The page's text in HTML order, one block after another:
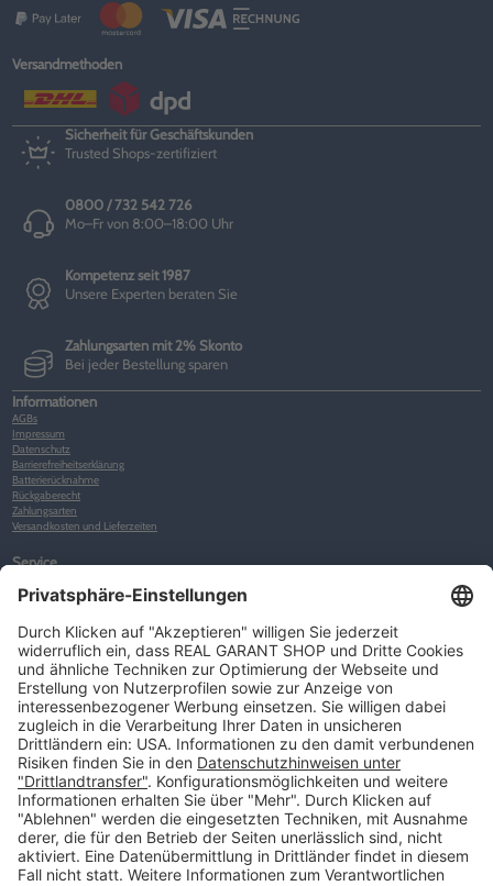
Versandmethoden
Sicherheit für Geschäftskunden
Trusted Shops-zertifiziert
0800 / 732 542 726
Mo–Fr von 8:00–18:00 Uhr
Kompetenz seit 1987
Unsere Experten beraten Sie
Zahlungsarten mit 2% Skonto
Bei jeder Bestellung sparen
Informationen
AGBs
Impressum
Datenschutz
Barrierefreiheitserklärung
Batterierücknahme
Rückgaberecht
Zahlungsarten
Versandkosten und Lieferzeiten
Service
Warenkorb
Neues Kunden-Konto anlegen
Newsletter
Kontakt
FAQs
Über uns
Kategorien
Betriebsorganisation (52)
Schlüsselorganisation (140)
Reifenorganisation (35)
Werkstattorganisation (166)
Preisauszeichnung und Preisdisplays (35)
Formulare KFZ und Werkstatt (34)
Kennzeichenhalter (49)
KFZ-Verkauf und KFZ-Präsentation (19)
Aussenwerbung (47)
Prospektpräsentation, Infosysteme (29)